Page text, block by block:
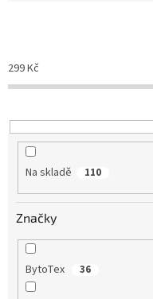
o
d
k
t
299Kč
Na skladě 110
Značky
BytoTex 36